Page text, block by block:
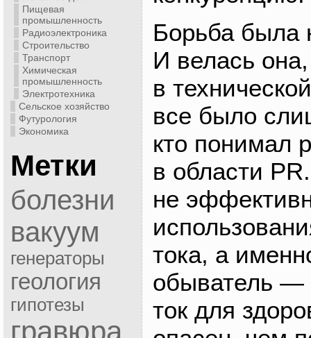
Пищевая
промышленность
Радиоэлектроника
Строительство
Транспорт
Химическая
промышленность
Электротехника
Сельское хозяйство
Футурология
Экономика
Метки
болезни
вакуум
генераторы
геология
гипотезы
гравюра
Борьба была
И велась
в
все было
кто понимал
в области
не
тока, а
обыватель —
ток для